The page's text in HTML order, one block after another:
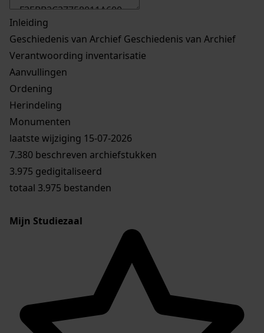
Inleiding
Geschiedenis van Archief Geschiedenis van Archief
Verantwoording inventarisatie
Aanvullingen
Ordening
Herindeling
Monumenten
laatste wijziging 15-07-2026
7.380 beschreven archiefstukken
3.975 gedigitaliseerd
totaal 3.975 bestanden
Mijn Studiezaal